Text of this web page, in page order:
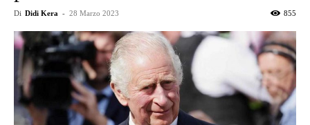
Di Didi Kera - 28 Marzo 2023 855